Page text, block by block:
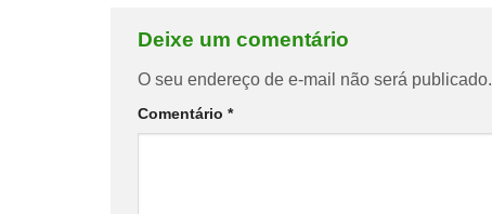
Deixe um comentário
O seu endereço de e-mail não será publicado.
Comentário *